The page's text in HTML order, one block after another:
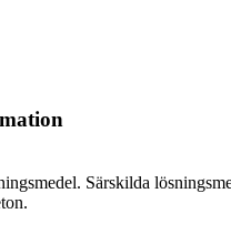
Särskilda